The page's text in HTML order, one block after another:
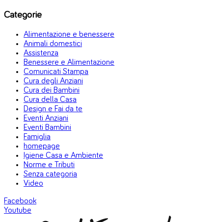
Categorie
Alimentazione e benessere
Animali domestici
Assistenza
Benessere e Alimentazione
Comunicati Stampa
Cura degli Anziani
Cura dei Bambini
Cura della Casa
Design e Fai da te
Eventi Anziani
Eventi Bambini
Famiglia
homepage
Igiene Casa e Ambiente
Norme e Tributi
Senza categoria
Video
Facebook
Youtube